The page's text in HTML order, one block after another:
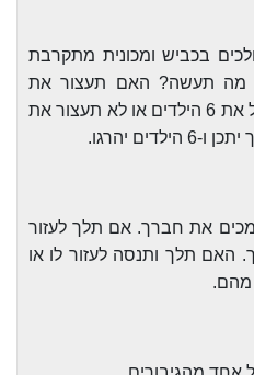
רואה 6 ילדים בני 5 הולכים בכביש ומכונית מתקרבת
מה תעשה? האם תעצור את
המכונית- אתה תפגע אך תציל את 6 הילדים או לא תעצור את
יהרגו.
את חברך. אם תלך לעזור
האם תלך ותנסה לעזור לו או
מהם.